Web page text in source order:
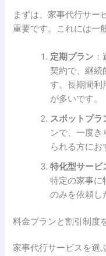
まずは、家事代行サー
重要です。これには一
定期プラン
契約で、継続
す。長期間利
が多いです。
スポットプラ
ンで、一度
られる方にお
特化型サービ
特定の家事に
のみを依頼し
料金プランと割引制度
家事代行サービスを選